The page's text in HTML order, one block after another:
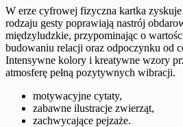
W erze cyfrowej fizyczna kartka
rodzaju gesty poprawiają nastrój
międzyludzkie, przypominając o
budowaniu relacji oraz odpoczynku od
Intensywne kolory i kreatywne wzory
atmosferę pełną pozytywnych wibracji.
motywacyjne cytaty,
zabawne ilustracje zwierząt,
zachwycające pejzaże.